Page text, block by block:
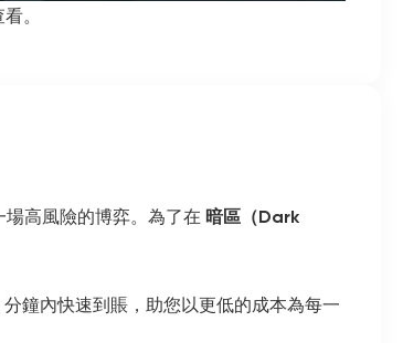
。
高風險的博弈。為了在 暗區（Dark
分鐘內快速到賬，助您以更低的成本為每一